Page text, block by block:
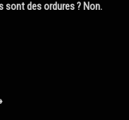
sont des ordures ? Non.